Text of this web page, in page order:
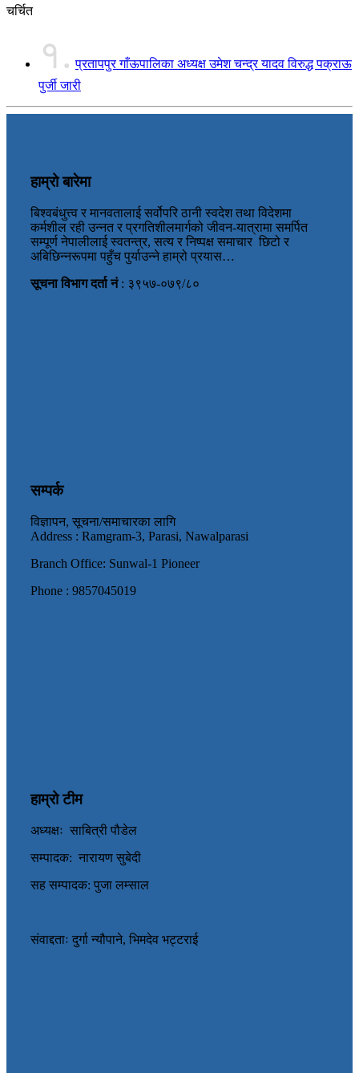
चर्चित
१. प्रतापपुर गाँऊपालिका अध्यक्ष उमेश चन्द्र यादव विरुद्ध पक्राऊ
पुर्जी जारी
हाम्रो बारेमा
बिश्वबंधुत्त्व र मानवतालाई सर्वोपरि ठानी स्वदेश तथा विदेशमा
कर्मशील रही उन्नत र प्रगतिशीलमार्गको जीवन-यात्रामा समर्पित
सम्पूर्ण नेपालीलाई स्वतन्त्र, सत्य र निष्पक्ष समाचार छिटो र
अबिछिन्नरूपमा पहुँच पुर्याउन्ने हाम्रो प्रयास…
सूचना विभाग दर्ता नं: ३९५७-०७९/८०
सम्पर्क
विज्ञापन, सूचना/समाचारका लागि
Address : Ramgram-3, Parasi, Nawalparasi
Branch Office: Sunwal-1 Pioneer
Phone : 9857045019
हाम्रो टीम
अध्यक्षः साबित्री पौडेल
सम्पादक: नारायण सुबेदी
सह सम्पादक: पुजा लम्साल
संवाद्दताः दुर्गा न्यौपाने, भिमदेव भट्टराई